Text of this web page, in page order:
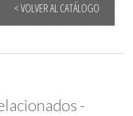
< VOLVER AL CATÁLOGO
-